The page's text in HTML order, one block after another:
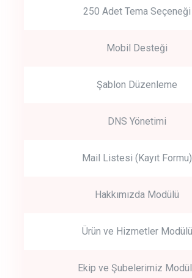
250 Adet Tema Seçeneği
Mobil Desteği
Şablon Düzenleme
DNS Yönetimi
Mail Listesi (Kayıt Formu)
Hakkımızda Modülü
Ürün ve Hizmetler Modülü
Ekip ve Şubelerimiz